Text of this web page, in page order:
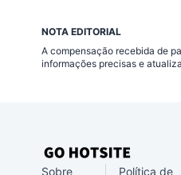
NOTA EDITORIAL
A compensação recebida de
informações precisas e
Sobre Política de